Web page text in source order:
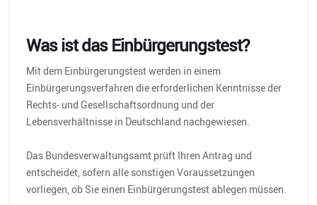
Was ist das Einbürgerungstest?
Mit dem Einbürgerungstest werden in einem
Einbürgerungsverfahren die erforderlichen Kenntnisse der
Rechts- und Gesellschaftsordnung und der
Lebensverhältnisse in Deutschland nachgewiesen.
Das Bundesverwaltungsamt prüft Ihren Antrag und
entscheidet, sofern alle sonstigen Voraussetzungen
vorliegen, ob Sie einen Einbürgerungstest ablegen müssen.